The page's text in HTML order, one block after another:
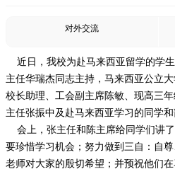
对外交流
近日，我校为赴马来西亚留学的学
主任华瑞杰同志主持，马来西亚公立
校长助理、工会副主席陈敏、现高三
主任张振中及赴马来西亚学习的同学
会上，张主任和陈主席给同学们讲
要珍惜学习机会；努力做到三自：自
老师对大家的殷切希望；并预祝他们
学校概况
 信息公开
 教学教研
 最新公告
 校园新闻